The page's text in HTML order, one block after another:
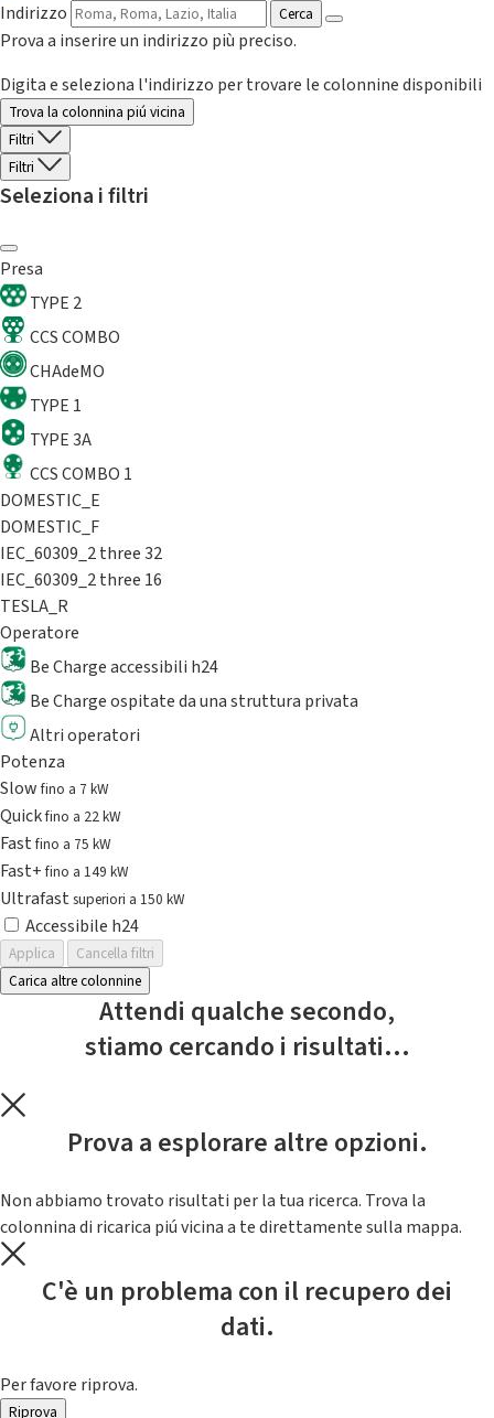
Indirizzo
Cerca
Prova a inserire un indirizzo più preciso.
Digita e seleziona l'indirizzo per trovare le colonnine disponibili
Trova la colonnina piú vicina
Filtri
Filtri
Seleziona i filtri
Presa
TYPE 2
CCS COMBO
CHAdeMO
TYPE 1
TYPE 3A
CCS COMBO 1
DOMESTIC_E
DOMESTIC_F
IEC_60309_2 three 32
IEC_60309_2 three 16
TESLA_R
Operatore
Be Charge accessibili h24
Be Charge ospitate da una struttura privata
Altri operatori
Potenza
Slowfino a 7 kW
Quickfino a 22 kW
Fastfino a 75 kW
Fast+fino a 149 kW
Ultrafast superiori a 150 kW
Accessibile h24
Applica
Cancella filtri
Carica altre colonnine
Attendi qualche secondo,
stiamo cercando i risultati...
Prova a esplorare altre opzioni.
Non abbiamo trovato risultati per la tua ricerca. Trova la
colonnina di ricarica piú vicina a te direttamente sulla mappa.
C'è un problema con il recupero dei
dati.
Per favore riprova.
Riprova